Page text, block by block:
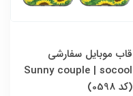
قاب موبایل سفارشی
Sunny couple | socool
(کد 0598)